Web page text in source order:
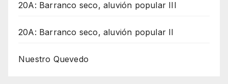
20A: Barranco seco, aluvión popular III
20A: Barranco seco, aluvión popular II
Nuestro Quevedo